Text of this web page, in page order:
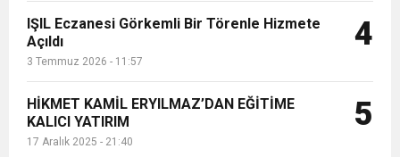
IŞIL Eczanesi Görkemli Bir Törenle Hizmete
Açıldı
3 Temmuz 2026 - 11:57
4
HİKMET KAMİL ERYILMAZ’DAN EĞİTİME
KALICI YATIRIM
17 Aralık 2025 - 21:40
5